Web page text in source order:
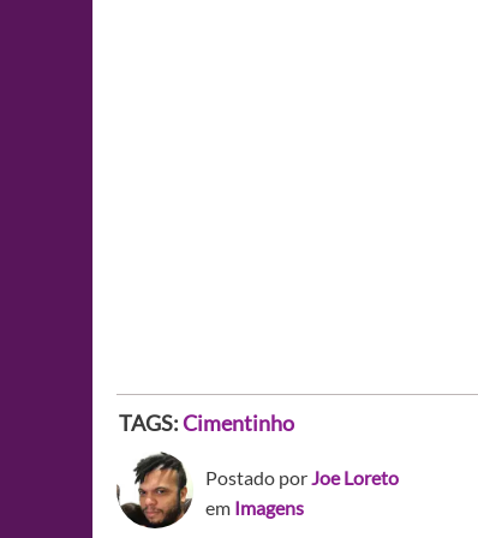
TAGS:Cimentinho
Postado porJoe Loreto
em Imagens